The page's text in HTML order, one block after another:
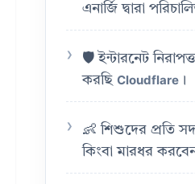
এনার্জি দ্বারা
🛡️ ইন্টারনেট
করছিCloudflare ।
👶 শিশুদের প্রতি
কিংবা মারধর